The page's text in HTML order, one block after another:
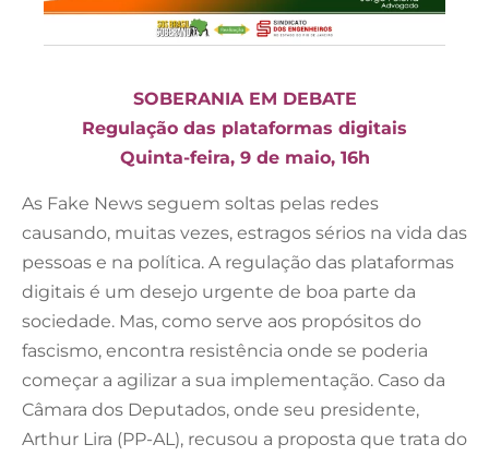
SOBERANIA EM DEBATE
Regulação das plataformas digitais
Quinta-feira, 9 de maio, 16h
As Fake News seguem soltas pelas redes
causando, muitas vezes, estragos sérios na vida das
pessoas e na política. A regulação das plataformas
digitais é um desejo urgente de boa parte da
sociedade. Mas, como serve aos propósitos do
fascismo, encontra resistência onde se poderia
começar a agilizar a sua implementação. Caso da
Câmara dos Deputados, onde seu presidente,
Arthur Lira (PP-AL), recusou a proposta que trata do